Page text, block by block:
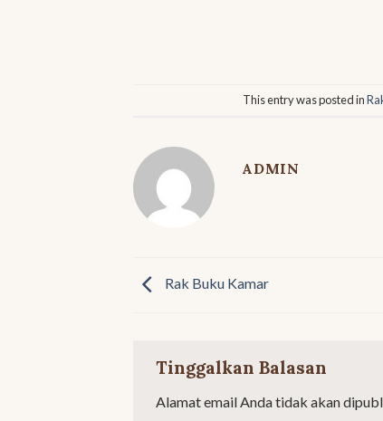
This entry was posted in
ADMIN
Rak Buku Kamar
Tinggalkan Balasan
Alamat email Anda tidak akan